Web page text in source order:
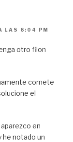
LAS 6:04 PM
otro filon
comete
el
en
he notado un